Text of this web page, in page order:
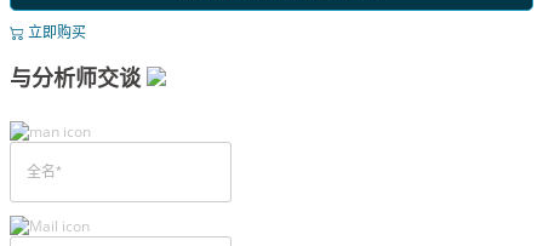
立即购买
与分析师交谈